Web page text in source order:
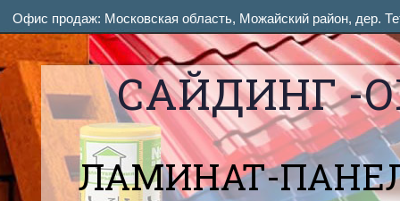
САЙДИНГ -
ЛАМИНАТ-
Офис продаж: Московская область, Можайский район, дер.